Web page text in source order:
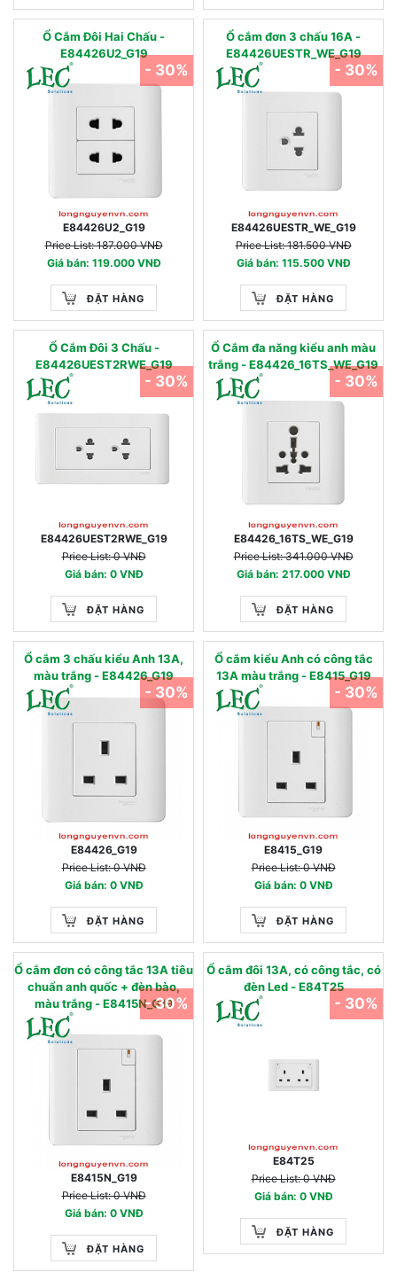
Ổ Cắm Đôi Hai Chấu -
E84426U2_G19
E84426U2_G19
Price List: 187.000 VNĐ
Giá bán: 119.000 VNĐ
ĐẶT HÀNG
- 30%
Ổ cắm đơn 3 chấu 16A -
E84426UESTR_WE_G19
E84426UESTR_WE_G19
Price List: 181.500 VNĐ
Giá bán: 115.500 VNĐ
ĐẶT HÀNG
- 30%
Ổ Cắm Đôi 3 Chấu -
E84426UEST2RWE_G19
E84426UEST2RWE_G19
Price List: 0 VNĐ
Giá bán: 0 VNĐ
ĐẶT HÀNG
- 30%
Ổ Cắm đa năng kiểu anh màu
trắng - E84426_16TS_WE_G19
E84426_16TS_WE_G19
Price List: 341.000 VNĐ
Giá bán: 217.000 VNĐ
ĐẶT HÀNG
- 30%
Ổ cắm 3 chấu kiểu Anh 13A,
màu trắng - E84426_G19
E84426_G19
Price List: 0 VNĐ
Giá bán: 0 VNĐ
ĐẶT HÀNG
- 30%
Ổ cắm kiểu Anh có công tắc
13A màu trắng - E8415_G19
E8415_G19
Price List: 0 VNĐ
Giá bán: 0 VNĐ
ĐẶT HÀNG
- 30%
Ổ cắm đơn có công tắc 13A tiêu
chuẩn anh quốc + đèn bào,
màu trắng - E8415N_G19
E8415N_G19
Price List: 0 VNĐ
Giá bán: 0 VNĐ
ĐẶT HÀNG
- 30%
Ổ cắm đôi 13A, có công tắc, có
đèn Led - E84T25
E84T25
Price List: 0 VNĐ
Giá bán: 0 VNĐ
ĐẶT HÀNG
- 30%